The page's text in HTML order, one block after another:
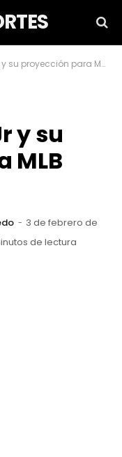
proyección para MLB 2025
y su
MLB
3 de febrero de
de lectura